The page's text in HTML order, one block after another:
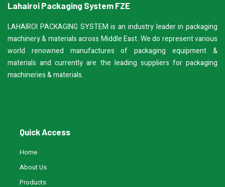
Lahairoi Packaging System FZE
LAHAIROI PACKAGING SYSTEM is an industry leader in packaging
machinery & materials across Middle East. We do represent various
world renowned manufactures of packaging equipment &
materials and currently are the leading suppliers for packaging
machineries & materials.
Quick Access
Home
About Us
Products